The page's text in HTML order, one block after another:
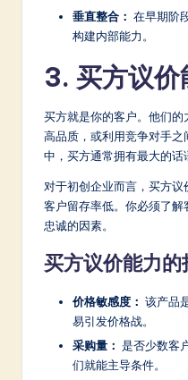
垂直整合： 在早期阶
构建内部能力。
3. 买方议价
买方就是你的客户。他们
高品质，或利用竞争对手
中，买方通常拥有最大的话
对于初创企业而言，买方
客户留存率低。你必须了
忠诚的因素。
买方议价能力的
价格敏感度： 该产品
易引发价格战。
采购量： 是否少数客
们就能主导条件。